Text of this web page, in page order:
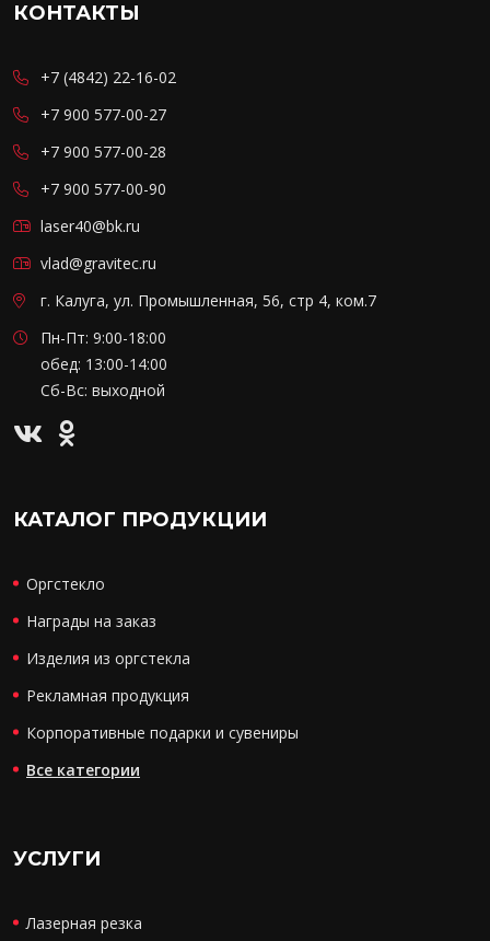
КОНТАКТЫ
+7 (4842) 22-16-02
+7 900 577-00-27
+7 900 577-00-28
+7 900 577-00-90
laser40@bk.ru
vlad@gravitec.ru
г. Калуга, ул. Промышленная, 56, стр 4, ком.7
Пн-Пт: 9:00-18:00
обед: 13:00-14:00
Сб-Вс: выходной
КАТАЛОГ ПРОДУКЦИИ
Оргстекло
Награды на заказ
Изделия из оргстекла
Рекламная продукция
Корпоративные подарки и сувениры
Все категории
УСЛУГИ
Лазерная резка